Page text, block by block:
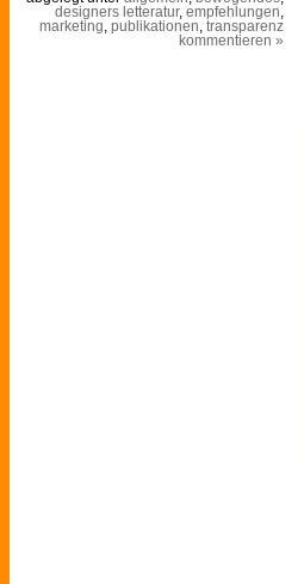
designers letteratur, empfehlungen
marketing publikationen transparenz
kommentieren »